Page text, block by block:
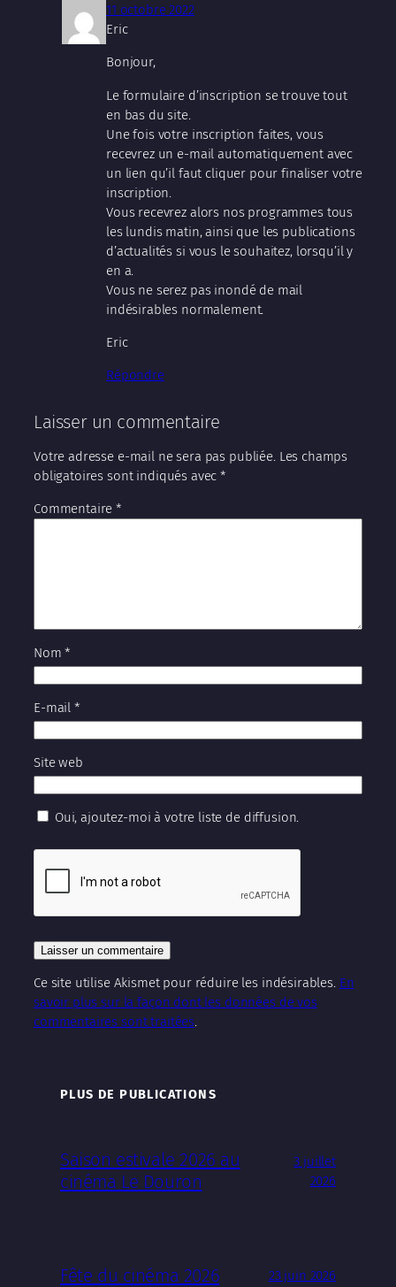
11 octobre 2022
Eric
Bonjour,
Le formulaire d’inscription se trouve tout
en bas du site.
Une fois votre inscription faites, vous
recevrez un e-mail automatiquement avec
un lien qu’il faut cliquer pour finaliser votre
inscription.
Vous recevrez alors nos programmes tous
les lundis matin, ainsi que les publications
d’actualités si vous le souhaitez, lorsqu’il y
en a.
Vous ne serez pas inondé de mail
indésirables normalement.
Eric
Répondre
Laisser un commentaire
Votre adresse e-mail ne sera pas publiée. Les champs
obligatoires sont indiqués avec*
Commentaire*
Nom*
E-mail *
Site web
Oui, ajoutez-moi à votre liste de diffusion.
Ce site utilise Akismet pour réduire les indésirables. En
savoir plus sur la façon dont les données de vos
commentaires sont traitées.
PLUS DE PUBLICATIONS
Saison estivale 2026 au
cinéma Le Douron
3 juillet
2026
Fête du cinéma 2026 23 juin 2026